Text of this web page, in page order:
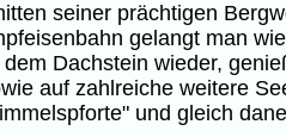
seiner prächtigen
gelangt man
Dachstein wieder,
auf zahlreiche weitere
und gleich